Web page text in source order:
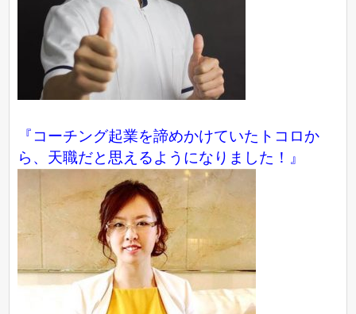
『コーチング起業を諦めかけていたトコロか
ら、天職だと思えるようになりました！』